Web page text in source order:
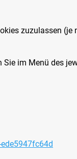
zuzulassen (je
im Menü des